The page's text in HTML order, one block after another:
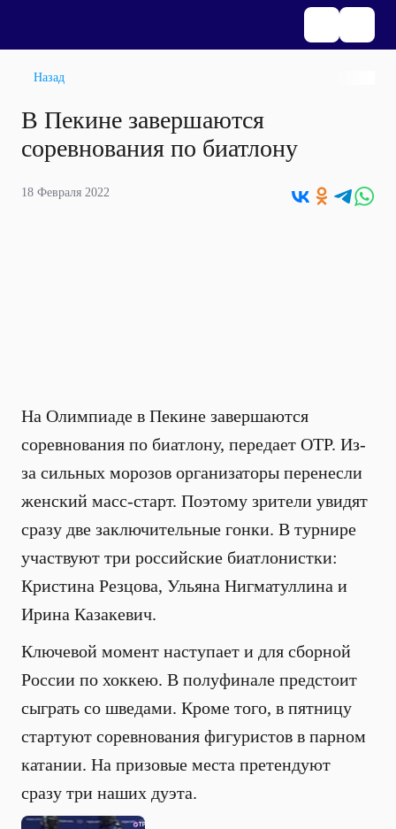
Назад
В Пекине завершаются
соревнования по биатлону
18 Февраля 2022
На Олимпиаде в Пекине завершаются
соревнования по биатлону, передает ОТР. Из-
за сильных морозов организаторы перенесли
женский масс-старт. Поэтому зрители увидят
сразу две заключительные гонки. В турнире
участвуют три российские биатлонистки:
Кристина Резцова, Ульяна Нигматуллина и
Ирина Казакевич.
Ключевой момент наступает и для сборной
России по хоккею. В полуфинале предстоит
сыграть со шведами. Кроме того, в пятницу
стартуют соревнования фигуристов в парном
катании. На призовые места претендуют
сразу три наших дуэта.